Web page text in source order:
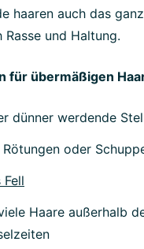
haaren auch das
Rasse und Haltung.
für übermäßigen
dünner werdende
oder
Haare außerhalb